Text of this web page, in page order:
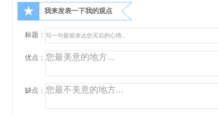
★ 我来发表一下我的观点
标题：
优点：
缺点：